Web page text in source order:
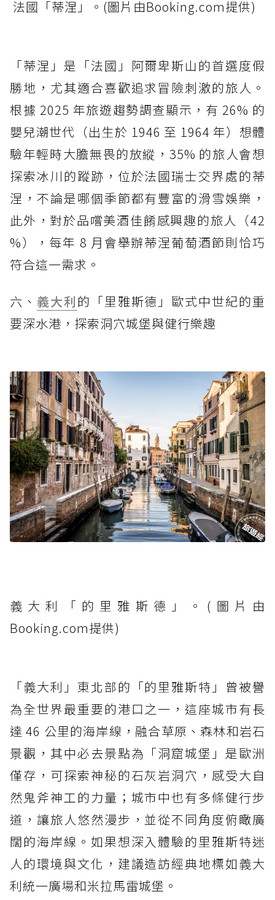
法國「蒂涅」。(圖片由Booking.com提供)
「蒂涅」是「法國」阿爾卑斯山的首選度假
勝地，尤其適合喜歡追求冒險刺激的旅人。
根據 2025 年旅遊趨勢調查顯示，有 26% 的
嬰兒潮世代（出生於 1946 至 1964 年）想體
驗年輕時大膽無畏的放縱，35% 的旅人會想
探索冰川的蹤跡，位於法國瑞士交界處的蒂
涅，不論是哪個季節都有豐富的滑雪娛樂，
此外，對於品嚐美酒佳餚感興趣的旅人（42
%），每年 8 月會舉辦蒂涅葡萄酒節則恰巧
符合這一需求。
六、 義大利的「里雅斯德」歐式中世紀的重
要深水港，探索洞穴城堡與健行樂趣
義大利「的里雅斯德」。(圖片由
Booking.com提供)
「義大利」東北部的「的里雅斯特」曾被譽
為全世界最重要的港口之一，這座城市有長
達 46 公里的海岸線，融合草原、森林和岩石
景觀，其中必去景點為「洞窟城堡」是歐洲
僅存，可探索神秘的石灰岩洞穴，感受大自
然鬼斧神工的力量；城市中也有多條健行步
道，讓旅人悠然漫步，並從不同角度俯瞰廣
闊的海岸線。如果想深入體驗的里雅斯特迷
人的環境與文化，建議造訪經典地標如義大
利統一廣場和米拉馬雷城堡。